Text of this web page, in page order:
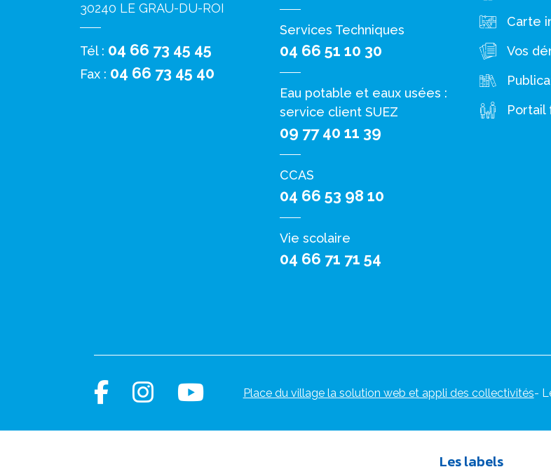
30240 LE GRAU-DU-ROI
Tél : 04 66 73 45 45
Fax : 04 66 73 45 40
Services Techniques
04 66 51 10 30
Eau potable et eaux usées :
service client SUEZ
09 77 40 11 39
CCAS
04 66 53 98 10
Vie scolaire
04 66 71 71 54
Carte
Vos
Portail
Place du village la solution web et appli des collectivités-
Les labels